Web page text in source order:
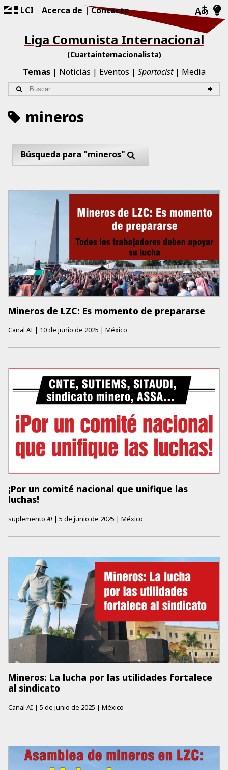
LCI Acerca de Contacto
Liga Comunista Internacional
(Cuartainternacionalista)
Temas Noticias Eventos Spartacist Media
mineros
Búsqueda para "mineros"
Mineros de LZC: Es momento de prepararse
Canal AI | 10 de junio de 2025 | México
¡Por un comité nacional que unifique las
luchas!
suplemento AI | 5 de junio de 2025 | México
Mineros: La lucha por las utilidades fortalece
al sindicato
Canal AI | 5 de junio de 2025 | México